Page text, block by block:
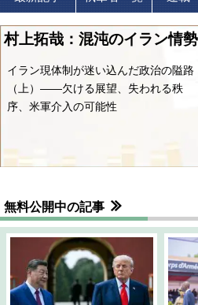
村上拓哉：混沌のイラン情勢
イラン現体制が迷い込んだ政治の隘路
（上）――欠ける展望、失われる秩
序、米軍介入の可能性
無料公開中の記事